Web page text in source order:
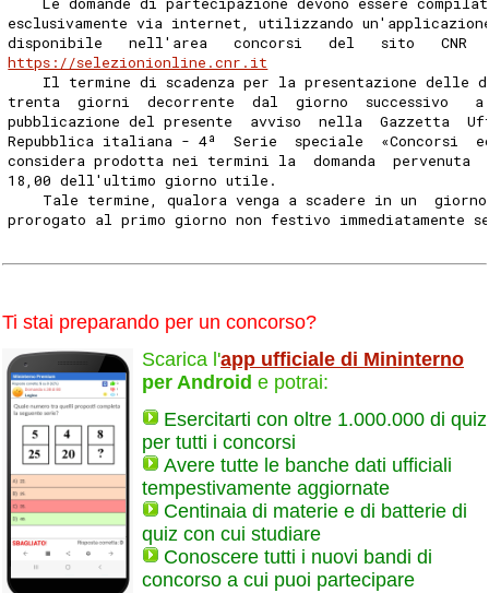
esclusivamente via internet, utilizzando
disponibile   nell'area   concorsi   del   sito   CNR
https://selezionionline.cnr.it
Il termine di scadenza per la presentazione delle
trenta  giorni  decorrente  dal  giorno  successivo
pubblicazione del presente  avviso  nella  Gazzetta
Repubblica italiana - 4ª  Serie  speciale  «Concorsi
considera prodotta nei termini la  domanda
18,00 dell'ultimo giorno utile.
Tale termine, qualora venga a scadere in un
prorogato al primo giorno non festivo immediatamente
Ti stai preparando per un concorso?
Scarica l'app ufficiale di Mininterno
per Android e potrai:
Esercitarti con oltre 1.000.000 di quiz
per tutti i concorsi
Avere tutte le banche dati ufficiali
tempestivamente aggiornate
Centinaia di materie e di batterie di
quiz con cui studiare
Conoscere tutti i nuovi bandi di
concorso a cui puoi partecipare